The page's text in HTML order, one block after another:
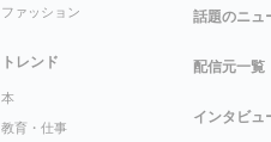
ファッション
トレンド
本
教育・仕事
話題のニュ
配信元一覧
インタビュ